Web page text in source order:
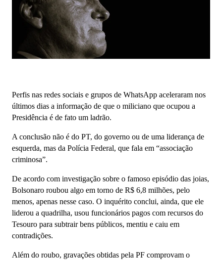
Perfis nas redes sociais e grupos de WhatsApp aceleraram nos
últimos dias a informação de que o miliciano que ocupou a
Presidência é de fato um ladrão.
A conclusão não é do PT, do governo ou de uma liderança de
esquerda, mas da Polícia Federal, que fala em “associação
criminosa”.
De acordo com investigação sobre o famoso episódio das joias,
Bolsonaro roubou algo em torno de R$ 6,8 milhões, pelo
menos, apenas nesse caso. O inquérito conclui, ainda, que ele
liderou a quadrilha, usou funcionários pagos com recursos do
Tesouro para subtrair bens públicos, mentiu e caiu em
contradições.
Além do roubo, gravações obtidas pela PF comprovam o